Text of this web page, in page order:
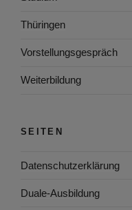
Thüringen
Vorstellungsgespräch
Weiterbildung
SEITEN
Datenschutzerklärung
Duale-Ausbildung